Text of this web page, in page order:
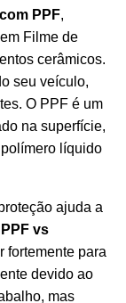
PPF,
Filme de
cerâmicos.
seu veículo,
O PPF é um
na superfície,
líquido
ajuda a
vs
fortemente para
devido ao
mas